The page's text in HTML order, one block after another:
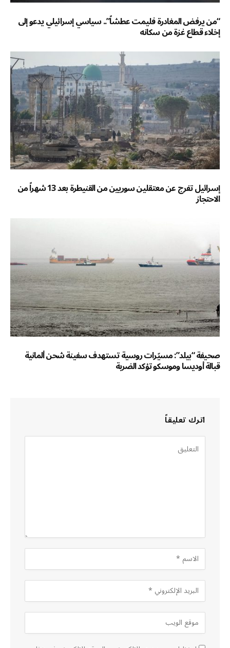
“من يرفض المغادرة فليمت عطشاً”.. سياسي إسرائيلي يدعو إلى
إخلاء قطاع غزة من سكانه
إسرائيل تفرج عن معتقلين سوريين من القنيطرة بعد 13 شهراً من
الاحتجاز
صحيفة “بيلد”: مسيّرات روسية تستهدف سفينة شحن ألمانية
قبالة أوديسا وموسكو تؤكد الضربة
اترك تعليقاً